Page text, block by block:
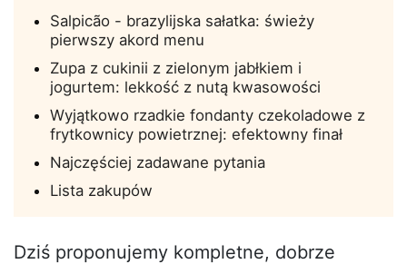
Salpicão - brazylijska sałatka: świeży
pierwszy akord menu
Zupa z cukinii z zielonym jabłkiem i
jogurtem: lekkość z nutą kwasowości
Wyjątkowo rzadkie fondanty czekoladowe z
frytkownicy powietrznej: efektowny finał
Najczęściej zadawane pytania
Lista zakupów
Dziś proponujemy kompletne, dobrze